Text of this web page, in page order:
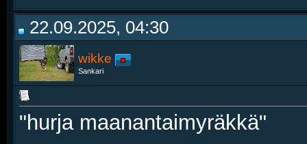
22.09.2025, 04:30
wikke
Sankari
"hurja maanantaimyräkkä"